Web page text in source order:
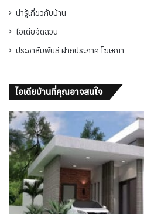
น่ารู้เกี่ยวกับบ้าน
ไอเดียจัดสวน
ประชาสัมพันธ์ ฝากประกาศ โฆษณา
ไอเดียบ้านที่คุณอาจสนใจ